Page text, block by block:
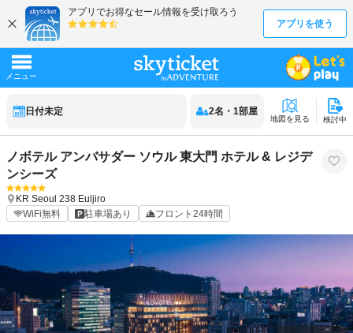
日付未定 2名 ・ 1部屋
地図を見る 検討中
ノボテル アンバサダー ソウル 東大門 ホテル & レジデ
ンシーズ
KR Seoul 238 Euljiro
WiFi無料
駐車場あり フロント24時間